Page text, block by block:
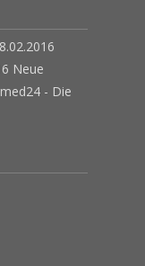
Neue
- Die